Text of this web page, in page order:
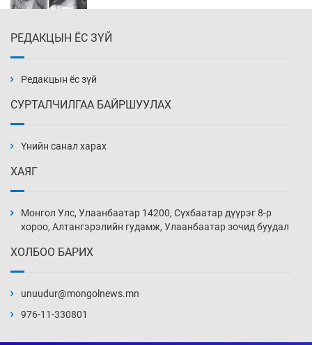
Өчигдөр 14 цаг 00 мин
нэмэгджээ
Өчигдөр 13 цаг 30 мин
Өчигдөр 13 цаг 00 мин
РЕДАКЦЫН ЁС ЗҮЙ
Редакцын ёс зүй
СУРТАЛЧИЛГАА БАЙРШУУЛАХ
Үнийн санал харах
ХАЯГ
Монгол Улс, Улаанбаатар 14200, Сүхбаатар дүүрэг 8-р
хороо, Алтангэрэлийн гудамж, Улаанбаатар зочид буудал
ХОЛБОО БАРИХ
unuudur@mongolnews.mn
976-11-330801